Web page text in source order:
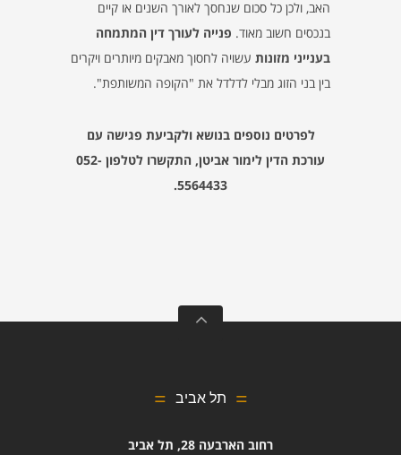
האב, ולכן כל סכום שנחסך לאורך השנים או קיים
בנכסים חשוב מאוד. פנייה לעורך דין המתמחה
בענייני מזונות עשויה לחסוך מאבקים מיותרים ויקרים
בין בני הזוג מבלי לדלדל את "הקופה המשותפת".
לפרטים נוספים בנושא ולקביעת פגישה עם
עורכת הדין לימור אביטן, התקשרו לטלפון 052-
5564433.
תל אביב
רחוב הארבעה 28, תל אביב